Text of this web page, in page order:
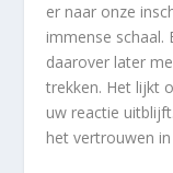
er naar onze
immense schaal.
daarover later
trekken. Het lijkt
uw reactie
het vertrouwen